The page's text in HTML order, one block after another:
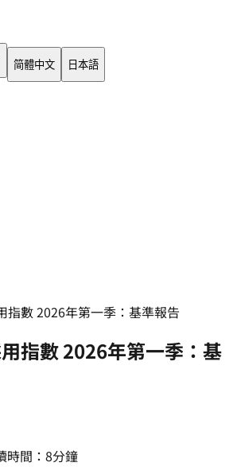
简體中文 日本語
指數 2026年第一季：基準報告
指數 2026年第一季：基
時間：8分鐘